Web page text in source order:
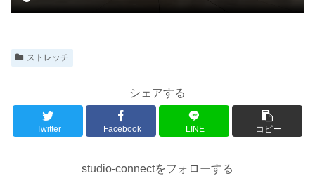
ストレッチ
シェアする
Twitter Facebook LINE コピー
studio-connectをフォローする